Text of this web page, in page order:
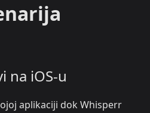
na iOS-u
aplikaciji dok Whisperr